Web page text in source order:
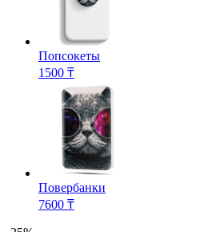
Попсокеты
1500 ₸
Повербанки
7600 ₸